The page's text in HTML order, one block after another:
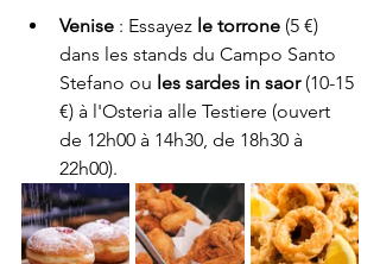
Venise : Essayez le torrone (5 €)
dans les stands du Campo Santo
Stefano ou les sardes in saor (10-15
€) à l'Osteria alle Testiere (ouvert
de 12h00 à 14h30, de 18h30 à
22h00).